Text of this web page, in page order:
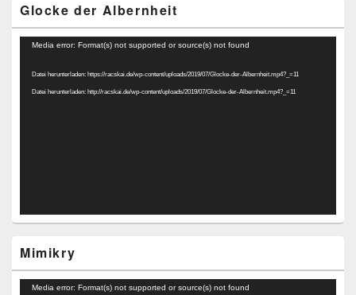
Glocke der Albernheit
Video-
Media error: Format(s) not supported or source(s) not found
Datei herunterladen: https://racskai.de/wp-content/uploads/2019/07/Glocke-der-Albernheit.mp4?_=11
Datei herunterladen: http://racskai.de/wp-content/uploads/2019/07/Glocke-der-Albernheit.mp4?_=11
Mimikry
Video-
Media error: Format(s) not supported or source(s) not found